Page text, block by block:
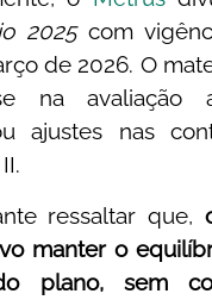
2025com
de 2026. O
na avaliação
ajustes nas
ressaltar que,
manter o
plano, sem